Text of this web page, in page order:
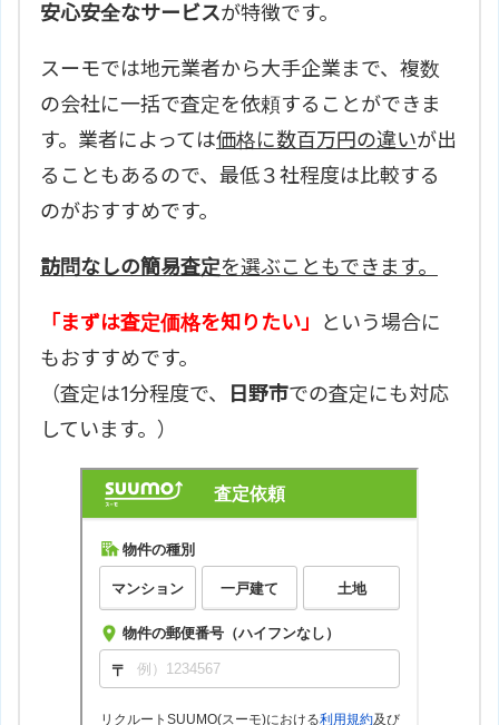
安心安全なサービスが特徴です。
スーモでは地元業者から大手企業まで、複数
の会社に一括で査定を依頼することができま
す。業者によっては価格に数百万円の違いが出
ることもあるので、最低３社程度は比較する
のがおすすめです。
訪問なしの簡易査定を選ぶこともできます。
「まずは査定価格を知りたい」
という場合に
もおすすめです。
（査定は1分程度で、
日野市での査定にも対応
しています。）